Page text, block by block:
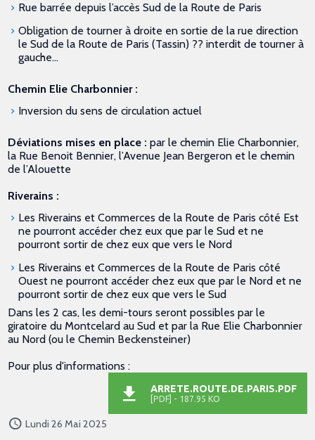
Rue barrée depuis l’accès Sud de la Route de Paris
Obligation de tourner à droite en sortie de la rue direction
le Sud de la Route de Paris (Tassin) ?? interdit de tourner à
gauche…
Chemin Elie Charbonnier :
Inversion du sens de circulation actuel
Déviations mises en place : par le chemin Elie Charbonnier,
la Rue Benoit Bennier, l’Avenue Jean Bergeron et le chemin
de l’Alouette
Riverains :
Les Riverains et Commerces de la Route de Paris côté Est
ne pourront accéder chez eux que par le Sud et ne
pourront sortir de chez eux que vers le Nord
Les Riverains et Commerces de la Route de Paris côté
Ouest ne pourront accéder chez eux que par le Nord et ne
pourront sortir de chez eux que vers le Sud
Dans les 2 cas, les demi-tours seront possibles par le
giratoire du Montcelard au Sud et par la Rue Elie Charbonnier
au Nord (ou le Chemin Beckensteiner)
Pour plus d'informations :
ARRETE.ROUTE.DE.PARIS.PDF
[PDF] - 187.95 KO
Lundi 26 Mai 2025